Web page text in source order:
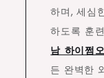
하며, 세심
하도록 훈
남 하이쩜오
든 완벽한